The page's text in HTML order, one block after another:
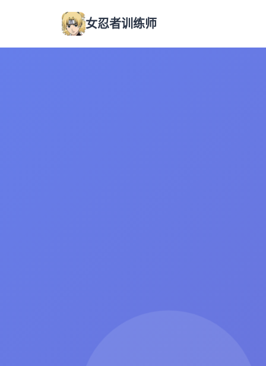
女忍者训练师